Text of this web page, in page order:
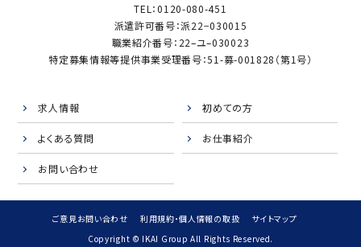
TEL：0120-080-451
派遣許可番号：派22−030015
職業紹介番号：22–ユ–030023
特定募集情報等提供事業受理番号：51-募-001828（第1号）
求人情報 初めての方
よくある質問 お仕事紹介
お問い合わせ
ご意見お問い合わせ 利用規約・個人情報の取扱
サイトマップ
Copyright © IKAI Group All Rights Reserved.